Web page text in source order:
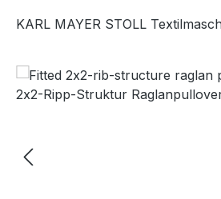
KARL MAYER STOLL
Пропустить галерею